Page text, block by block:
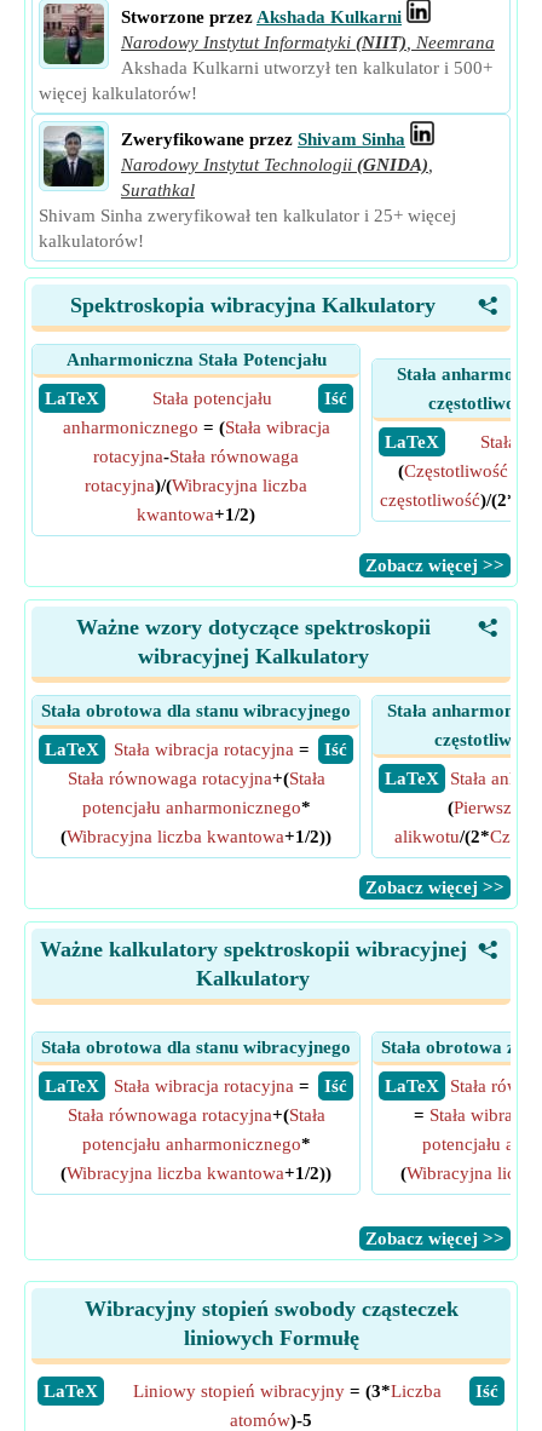
Stworzone przez Akshada Kulkarni
Narodowy Instytut Informatyki (NIIT)
Neemrana
Akshada Kulkarni utworzył ten kalkulator i 500+
więcej kalkulatorów!
Zweryfikowane przez Shivam Sinha
Narodowy Instytut Technologii (GNIDA)
Surathkal
Shivam Sinha zweryfikował ten kalkulator i 25+ więcej
kalkulatorów!
<
Spektroskopia wibracyjna Kalkulatory
Anharmoniczna Stała Potencjału
​ LaTeX
​ Iść
Stała potencjału
anharmonicznego = (Stała wibracja
rotacyjna-Stała równowaga
rotacyjna)/(Wibracyjna liczba
kwantowa+1/2)
Stała
częstotliwości
​ LaTeX
Stała
(Częstotliwość
częstotliwość)/(2*
​Zobacz więcej >>
<
Ważne wzory dotyczące spektroskopii
wibracyjnej Kalkulatory
Stała obrotowa dla stanu wibracyjnego
​ LaTeX
​ Iść
Stała wibracja rotacyjna =
Stała równowaga rotacyjna+(Stała
potencjału anharmonicznego*
(Wibracyjna liczba kwantowa+1/2))
Stała
​ LaTeX
Stała
(Pierwsza
alikwotu/(2*
​Zobacz więcej >>
<
Ważne kalkulatory spektroskopii wibracyjnej
Kalkulatory
Stała obrotowa dla stanu wibracyjnego
​ LaTeX
​ Iść
Stała wibracja rotacyjna =
Stała równowaga rotacyjna+(Stała
potencjału anharmonicznego*
(Wibracyjna liczba kwantowa+1/2))
Stała obrotowa
​ LaTeX
Stała
= Stała
potencjału
(Wibracyjna
​Zobacz więcej >>
Wibracyjny stopień swobody cząsteczek
liniowych Formułę
​LaTeX ​Iść
Liniowy stopień wibracyjny= (3*Liczba
atomów)-5